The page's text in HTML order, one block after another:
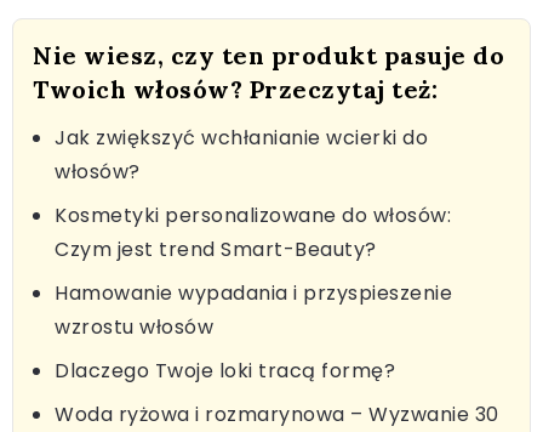
Nie wiesz, czy ten produkt pasuje do
Twoich włosów? Przeczytaj też:
Jak zwiększyć wchłanianie wcierki do
włosów?
Kosmetyki personalizowane do włosów:
Czym jest trend Smart-Beauty?
Hamowanie wypadania i przyspieszenie
wzrostu włosów
Dlaczego Twoje loki tracą formę?
Woda ryżowa i rozmarynowa – Wyzwanie 30